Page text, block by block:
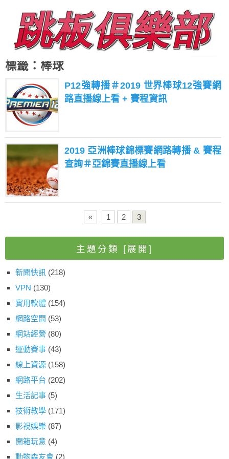
標籤：棒球
P12強轉播＃2019 世界棒球12強賽網
路直播線上看 + 賽程資訊
2019 亞洲棒球錦標賽網路轉播 & 賽程
查詢＃亞錦賽直播線上看
« 1 2 3
主題分類 [展開]
新聞快訊 (218)
VPN (130)
實用軟體 (154)
網路空間 (53)
網站經營 (80)
運動賽事 (43)
線上資源 (158)
網路平台 (202)
生活記事 (5)
技術教學 (171)
影視娛樂 (87)
開箱玩意 (4)
動物森友會 (2)